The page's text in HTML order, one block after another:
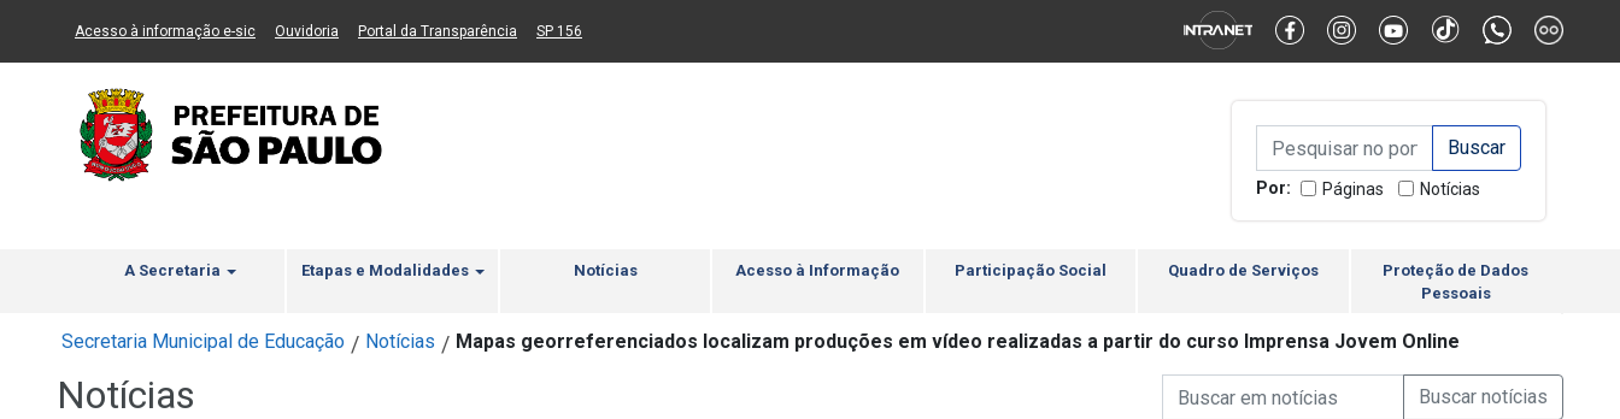
Ir ao Conteúdo Ir para menu principal 2 Ir para busca Ir para rodapé Alternar Alto Contraste Alternar Tamanho da Fonte
Acesso à informação e-sic(Link para um novo sítio)
Ouvidoria (Link para um novo sítio)
Portal da Transparência (Link para um novo sítio)
SP 156
Campo de Busca de
Campo de Busca de informaçõesEnviar a Busca
Por: Páginas Notícias
A Secretaria Etapas e Modalidades Notícias Acesso à Informação Participação Social Quadro de Serviços
Proteção de Dados
Pessoais
Secretaria Municipal de Educação / Notícias / Mapas georreferenciados localizam produções em vídeo realizadas a partir do curso Imprensa Jovem Online
Notícias Campo de Busca de Notícias
Campo de Busca de informaçõesEnviar a Busca de